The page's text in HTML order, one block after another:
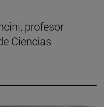
profesor
Ciencias